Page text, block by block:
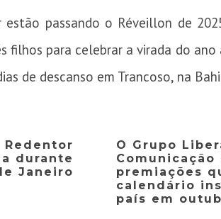
passando o Réveillon de
filhos para celebrar a virada do
de descanso em Trancoso, na
durante
Janeiro
O Grupo
premiações
calendário
país em